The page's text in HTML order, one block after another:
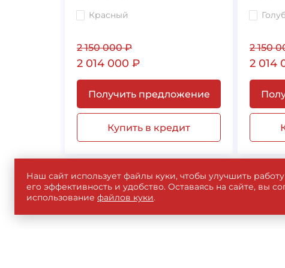
Красный
2 150 000₽
2 014 000 ₽
Получить предложение
Купить в кредит
2 150
2 014
Наш сайт использует файлы куки, чтобы улучшить
его эффективность и удобство. Оставаясь на сайте, вы
использование файлов куки.